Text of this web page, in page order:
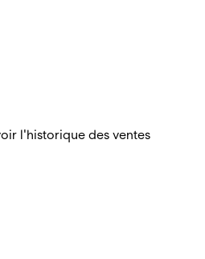
l'historique des ventes